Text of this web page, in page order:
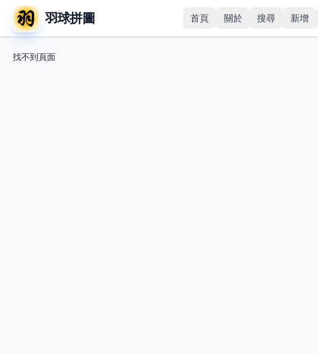
羽球拼圖 首頁 關於 搜尋 新增
找不到頁面